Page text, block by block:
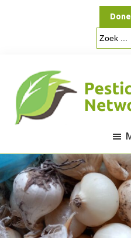
Zoek
naar:
Pesticide
Action